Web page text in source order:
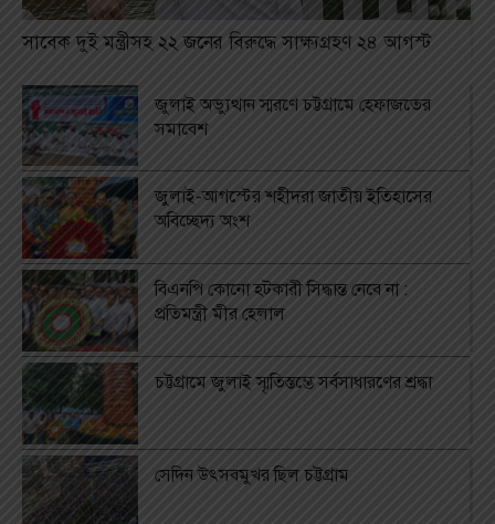
সাবেক দুই মন্ত্রীসহ ২২ জনের বিরুদ্ধে সাক্ষ্যগ্রহণ ২৪ আগস্ট
জুলাই অভ্যুত্থান স্মরণে চট্টগ্রামে হেফাজতের
সমাবেশ
জুলাই-আগস্টের শহীদরা জাতীয় ইতিহাসের
অবিচ্ছেদ্য অংশ
বিএনপি কোনো হটকারী সিদ্ধান্ত নেবে না :
প্রতিমন্ত্রী মীর হেলাল
চট্টগ্রামে জুলাই স্মৃতিস্তম্ভে সর্বসাধারণের শ্রদ্ধা
সেদিন উৎসবমুখর ছিল চট্টগ্রাম